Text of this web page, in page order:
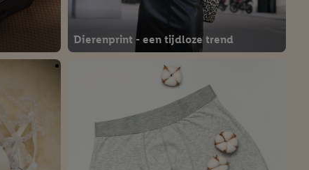
Dierenprint - een tijdloze trend